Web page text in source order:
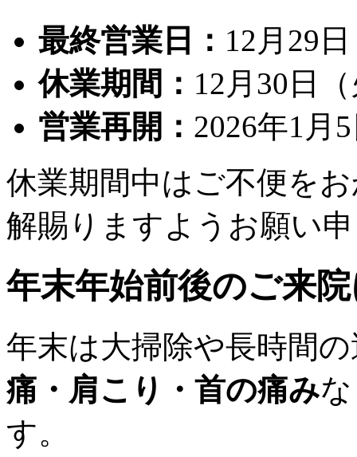
最終営業日： 12月29
休業期間： 12月30日
営業再開： 2026年1月
休業期間中はご不便を
解賜りますようお願い
年末年始前後のご来
年末は大掃除や長時間
痛・肩こり・首の痛み
す。